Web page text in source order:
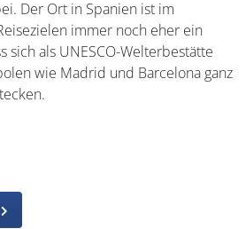
Der Ort in Spanien ist im
immer noch eher ein
sich als UNESCO-Welterbestätte
wie Madrid und Barcelona ganz